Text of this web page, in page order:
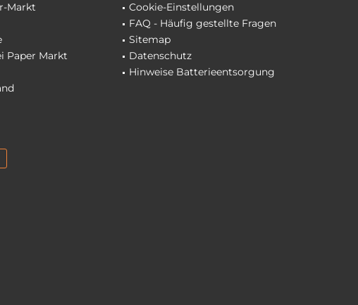
Markt
Paper Markt
Cookie-Einstellungen
FAQ - Häufig gestellte Fragen
Sitemap
Datenschutz
Hinweise Batterieentsorgung